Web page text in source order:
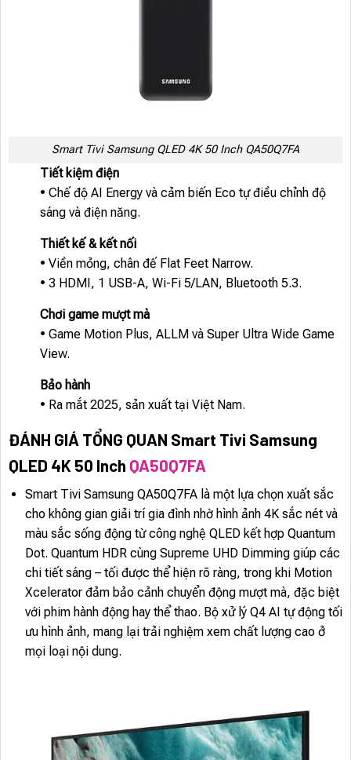
Smart Tivi Samsung QLED 4K 50 Inch QA50Q7FA
Tiết kiệm điện
• Chế độ AI Energy và cảm biến Eco tự điều chỉnh độ
sáng và điện năng.
Thiết kế & kết nối
• Viền mỏng, chân đế Flat Feet Narrow.
• 3 HDMI, 1 USB-A, Wi-Fi 5/LAN, Bluetooth 5.3.
Chơi game mượt mà
• Game Motion Plus, ALLM và Super Ultra Wide Game
View.
Bảo hành
• Ra mắt 2025, sản xuất tại Việt Nam.
ĐÁNH GIÁ TỔNG QUAN Smart Tivi Samsung
QLED 4K 50 Inch QA50Q7FA
Smart Tivi Samsung QA50Q7FA là một lựa chọn xuất sắc
cho không gian giải trí gia đình nhờ hình ảnh 4K sắc nét và
màu sắc sống động từ công nghệ QLED kết hợp Quantum
Dot. Quantum HDR cùng Supreme UHD Dimming giúp các
chi tiết sáng – tối được thể hiện rõ ràng, trong khi Motion
Xcelerator đảm bảo cảnh chuyển động mượt mà, đặc biệt
với phim hành động hay thể thao. Bộ xử lý Q4 AI tự động tối
ưu hình ảnh, mang lại trải nghiệm xem chất lượng cao ở
mọi loại nội dung.